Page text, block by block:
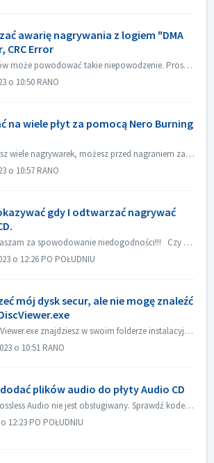
awarię nagrywania z logiem "DMA
CRC Error
Wiele czynników może powodować takie niepowodzenie. Proszę spróbować następujących metod: 1. Wymień kable danych na nagrywarce; 2. Jeśli używasz zewnętrzne...
o 10:50 RANO
na wiele płyt za pomocą Nero Burning
Jeżeli posiadasz wiele nagrywarek, możesz przed nagraniem zaznaczyć opcję "Użyj wielu nagrywarek" w zakładce Burn. Jeżeli nie masz wielu nagryw...
o 10:57 RANO
gdy I odtwarzać nagrywać
Bardzo przepraszam za spowodowanie niedogodności!!! Czy mógłbyś odtworzyć za pomocą Nero MediaHome i sprawdzić meta dane? Twój odtwarzacz musi obsługiwać ...
o 12:26 PO POŁUDNIU
mój dysk secur, ale nie mogę znaleźć
NeroSecurDiscViewer.exe znajdziesz w swoim folderze instalacyjnym, coś jak: C:‖Programy (x86)‖Nero 2023‖Nero Burning ROM‖SecurDisc. Na płycie powinien być ...
o 10:51 RANO
plików audio do płyty Audio CD
Kodek Apple Lossless Audio nie jest obsługiwany. Sprawdź kodek audio swoich plików. Lub wyślij je do nas w celu sprawdzenia.
12:23 PO POŁUDNIU